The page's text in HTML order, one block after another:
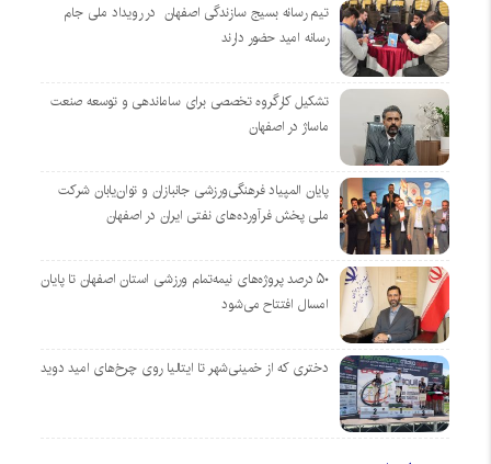
تیم رسانه بسیج سازندگی اصفهان در رویداد ملی جام
رسانه امید حضور دارند
تشکیل کارگروه تخصصی برای ساماندهی و توسعه صنعت
ماساژ در اصفهان
پایان المپیاد فرهنگی‌ورزشی جانبازان و توان‌یابان شرکت
ملی پخش فرآورده‌های نفتی ایران در اصفهان
۵۰ درصد پروژه‌های نیمه‌تمام ورزشی استان اصفهان تا پایان
امسال افتتاح می‌شود
دختری که از خمینی‌شهر تا ایتالیا روی چرخ‌های امید دوید